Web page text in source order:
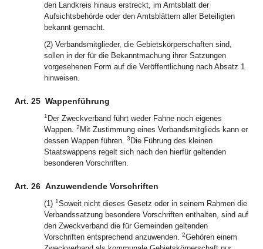
den Landkreis hinaus erstreckt, im Amtsblatt der
Aufsichtsbehörde oder den Amtsblättern aller Beteiligten
bekannt gemacht.
(2) Verbandsmitglieder, die Gebietskörperschaften sind,
sollen in der für die Bekanntmachung ihrer Satzungen
vorgesehenen Form auf die Veröffentlichung nach Absatz 1
hinweisen.
Art. 25 Wappenführung
1 Der Zweckverband führt weder Fahne noch eigenes
Wappen. 2 Mit Zustimmung eines Verbandsmitglieds kann er
dessen Wappen führen. 3 Die Führung des kleinen
Staatswappens regelt sich nach den hierfür geltenden
besonderen Vorschriften.
Art. 26 Anzuwendende Vorschriften
(1) 1Soweit nicht dieses Gesetz oder in seinem Rahmen die
Verbandssatzung besondere Vorschriften enthalten, sind auf
den Zweckverband die für Gemeinden geltenden
Vorschriften entsprechend anzuwenden. 2Gehören einem